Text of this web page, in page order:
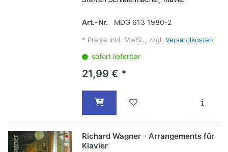
Art.-Nr. MDG 613 1980-2
* Preise inkl. MwSt., zzgl. Versandkosten
sofort lieferbar
21,99 € *
Richard Wagner - Arrangements für
Klavier